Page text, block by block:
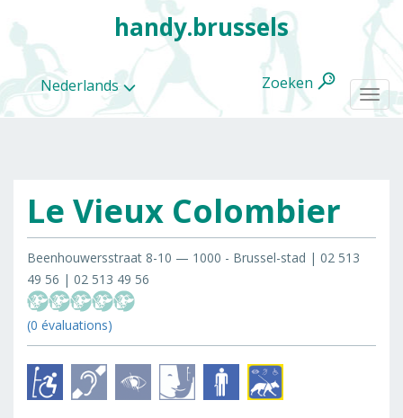
Nederlands
handy.brussels
Zoeken
Le Vieux Colombier
Beenhouwersstraat 8-10 — 1000 - Brussel-stad | 02 513
49 56 | 02 513 49 56
(0 évaluations)
Alle
categorieën